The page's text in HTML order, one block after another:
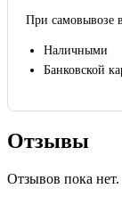
При самовывозе
Наличными
Банковской
Отзывы
Отзывов пока нет.